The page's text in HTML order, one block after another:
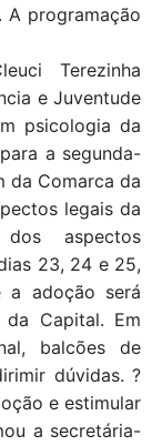
A programação
Terezinha
e Juventude
psicologia da
a segunda-
da Comarca da
legais da
aspectos
23, 24 e 25,
a adoção será
Capital. Em
balcões de
dúvidas. ?
e estimular
a secretária-